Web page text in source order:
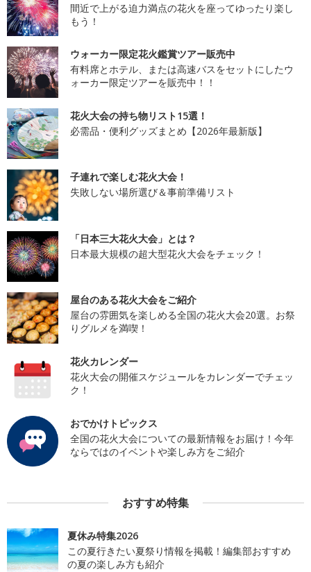
間近で上がる迫力満点の花火を座ってゆったり楽し
もう！
ウォーカー限定花火鑑賞ツアー販売中
有料席とホテル、または高速バスをセットにしたウ
ォーカー限定ツアーを販売中！！
花火大会の持ち物リスト15選！
必需品・便利グッズまとめ【2026年最新版】
子連れで楽しむ花火大会！
失敗しない場所選び＆事前準備リスト
「日本三大花火大会」とは？
日本最大規模の超大型花火大会をチェック！
屋台のある花火大会をご紹介
屋台の雰囲気を楽しめる全国の花火大会20選。お祭
りグルメを満喫！
花火カレンダー
花火大会の開催スケジュールをカレンダーでチェッ
ク！
おでかけトピックス
全国の花火大会についての最新情報をお届け！今年
ならではのイベントや楽しみ方をご紹介
おすすめ特集
夏休み特集2026
この夏行きたい夏祭り情報を掲載！編集部おすすめ
の夏の楽しみ方も紹介